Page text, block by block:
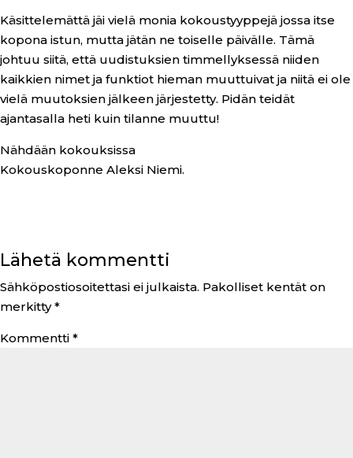
Käsittelemättä jäi vielä monia kokoustyyppejä jossa itse
kopona istun, mutta jätän ne toiselle päivälle. Tämä
johtuu siitä, että uudistuksien timmellyksessä niiden
kaikkien nimet ja funktiot hieman muuttuivat ja niitä ei ole
vielä muutoksien jälkeen järjestetty. Pidän teidät
ajantasalla heti kuin tilanne muuttu!
Nähdään kokouksissa
Kokouskoponne Aleksi Niemi.
Lähetä kommentti
Sähköpostiosoitettasi ei julkaista. Pakolliset kentät on
merkitty*
Kommentti *